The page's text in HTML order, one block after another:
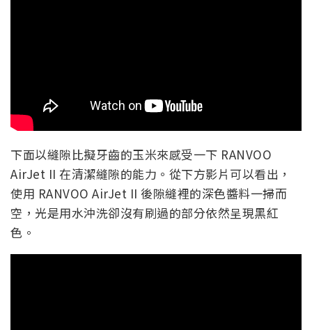
下面以縫隙比擬牙齒的玉米來感受一下 RANVOO
AirJet II 在清潔縫隙的能力。從下方影片可以看出，
使用 RANVOO AirJet II 後隙縫裡的深色醬料一掃而
空，光是用水沖洗卻沒有刷過的部分依然呈現黑紅
色。